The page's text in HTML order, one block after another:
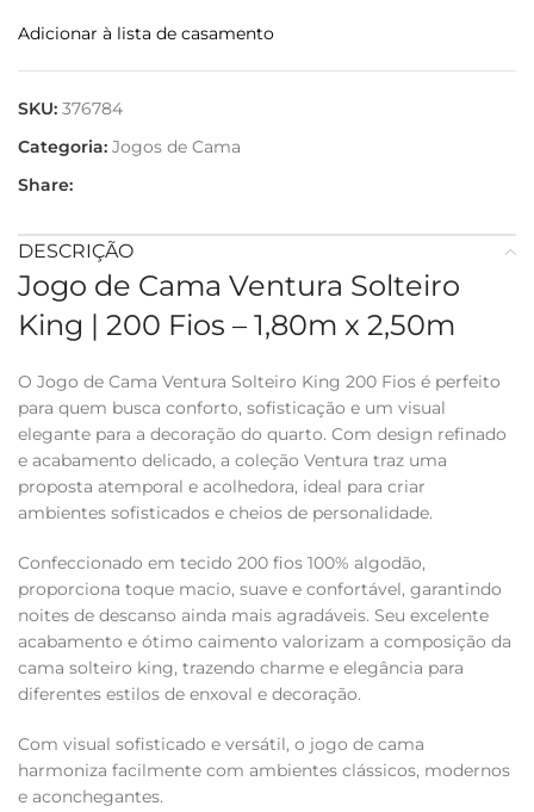
Adicionar à lista de casamento
SKU: 376784
Categoria: Jogos de Cama
Share:
DESCRIÇÃO
Jogo de Cama Ventura Solteiro
King | 200 Fios – 1,80m x 2,50m
O Jogo de Cama Ventura Solteiro King 200 Fios é perfeito
para quem busca conforto, sofisticação e um visual
elegante para a decoração do quarto. Com design refinado
e acabamento delicado, a coleção Ventura traz uma
proposta atemporal e acolhedora, ideal para criar
ambientes sofisticados e cheios de personalidade.
Confeccionado em tecido 200 fios 100% algodão,
proporciona toque macio, suave e confortável, garantindo
noites de descanso ainda mais agradáveis. Seu excelente
acabamento e ótimo caimento valorizam a composição da
cama solteiro king, trazendo charme e elegância para
diferentes estilos de enxoval e decoração.
Com visual sofisticado e versátil, o jogo de cama
harmoniza facilmente com ambientes clássicos, modernos
e aconchegantes.